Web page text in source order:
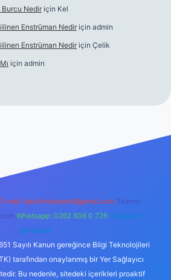
Burcu Nedir için Kel
Enstrüman Nedir için admin
Enstrüman Nedir için Çelik
için admin
E-mail: backlinkpaneli@gmail.com Teams:
Whatsapp: 0262 606 0 726 Telegram:
@karabul
Sayılı Kanun gereğince Bilgi Teknolojileri
tarafından onaylanmış bir Yer Sağlayıcı
Bu nedenle, sitedeki içerikleri proaktif